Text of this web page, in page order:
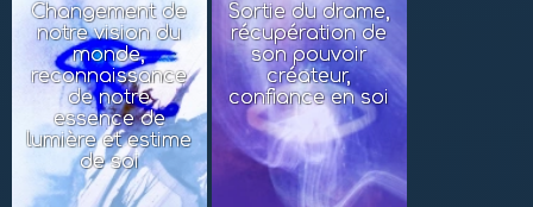
Changement de
notre vision du
monde,
reconnaissance
de notre
essence de
lumière et estime
de soi
Sortie du drame,
récupération de
son pouvoir
créateur,
confiance en soi